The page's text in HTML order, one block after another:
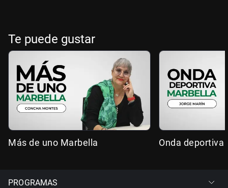
Te puede gustar
Más de uno Marbella Onda deportiva
PROGRAMAS